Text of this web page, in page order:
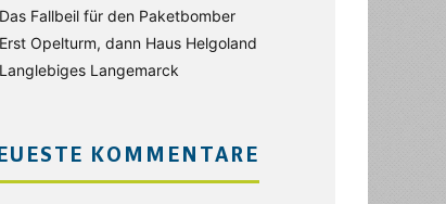
Das Fallbeil für den Paketbomber
Erst Opelturm, dann Haus Helgoland
Langlebiges Langemarck
KOMMENTARE